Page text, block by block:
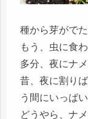
種から芽がで
もう、虫に食
多分、夜にナ
昔、夜に割り
う間にいっぱい
どうやら、ナ